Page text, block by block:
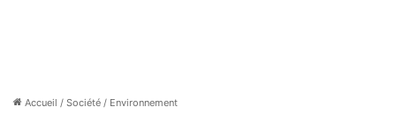
Accueil / Société / Environnement